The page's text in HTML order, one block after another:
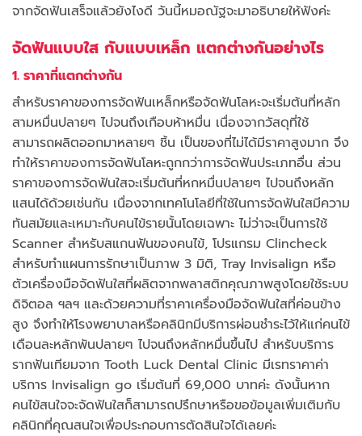
จากจัดฟันเสร็จแล้วยังไงดี วันนี้หมอณัฐจะมาอธิบายให้ฟังค่ะ
จัดฟันแบบใส กับแบบเหล็ก แตกต่างกันอย่างไร
1. ราคาที่แตกต่างกัน
สำหรับราคาของการจัดฟันเหล็กหรือจัดฟันโลหะจะเริ่มต้นที่หลัก
สามหมื่นปลายๆ ไปจนถึงเกือบห้าหมื่น เนื่องจากวัสดุที่ใช้
สามารถผลิตออกมาหลายๆ ชิ้น เป็นของที่ไม่ได้มีราคาสูงมาก จึง
ทำให้ราคาของการจัดฟันโลหะถูกกว่าการจัดฟันประเภทอื่น ส่วน
ราคาของการจัดฟันใสจะเริ่มต้นที่หกหมื่นปลายๆ ไปจนถึงหลัก
แสนได้ด้วยเช่นกัน เนื่องจากเทคโนโลยีที่ใช้ในการจัดฟันใสมีความ
ทันสมัยและเหมาะกับคนไข้รายนั้นโดยเฉพาะ ไม่ว่าจะเป็นการใช้
Scanner สำหรับสแกนฟันของคนไข้, โปรแกรม Clincheck
สำหรับทำแผนการรักษาเป็นภาพ 3 มิติ, Tray Invisalign หรือ
ตัวเครื่องมือจัดฟันใสที่ผลิตจากพลาสติกคุณภาพสูงโดยใช้ระบบ
ดิจิตอล ฯลฯ และด้วยความที่ราคาเครื่องมือจัดฟันใสที่ค่อนข้าง
สูง จึงทำให้โรงพยาบาลหรือคลินิกมีบริการผ่อนชำระไว้ให้แก่คนไข้
เดือนละหลักพันปลายๆ ไปจนถึงหลักหมื่นขึ้นไป สำหรับบริการ
รากฟันเทียมจาก Tooth Luck Dental Clinic มีเรทราคาค่า
บริการ Invisalign go เริ่มต้นที่ 69,000 บาทค่ะ ดังนั้นหาก
คนไข้สนใจจะจัดฟันใสก็สามารถปรึกษาหรือขอข้อมูลเพิ่มเติมกับ
คลินิกที่คุณสนใจเพื่อประกอบการตัดสินใจได้เลยค่ะ